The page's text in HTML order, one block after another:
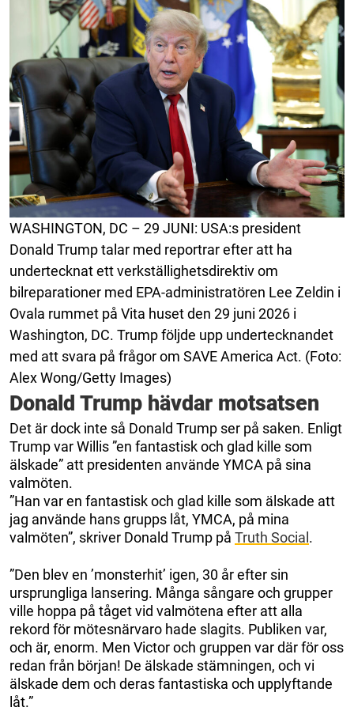
WASHINGTON, DC – 29 JUNI: USA:s president
Donald Trump talar med reportrar efter att ha
undertecknat ett verkställighetsdirektiv om
bilreparationer med EPA-administratören Lee Zeldin i
Ovala rummet på Vita huset den 29 juni 2026 i
Washington, DC. Trump följde upp undertecknandet
med att svara på frågor om SAVE America Act. (Foto:
Alex Wong/Getty Images)
Donald Trump hävdar motsatsen
Det är dock inte så Donald Trump ser på saken. Enligt
Trump var Willis ”en fantastisk och glad kille som
älskade” att presidenten använde YMCA på sina
valmöten.
”Han var en fantastisk och glad kille som älskade att
jag använde hans grupps låt, YMCA, på mina
valmöten”, skriver Donald Trump på Truth Social.
”Den blev en ’monsterhit’ igen, 30 år efter sin
ursprungliga lansering. Många sångare och grupper
ville hoppa på tåget vid valmötena efter att alla
rekord för mötesnärvaro hade slagits. Publiken var,
och är, enorm. Men Victor och gruppen var där för oss
redan från början! De älskade stämningen, och vi
älskade dem och deras fantastiska och upplyftande
låt.”